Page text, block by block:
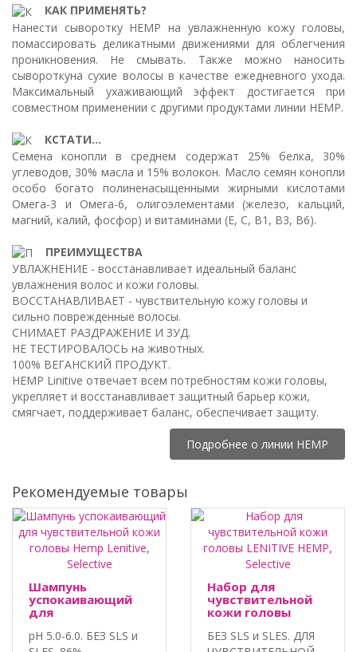
КАК ПРИМЕНЯТЬ?
Нанести сыворотку HEMP на увлажненную кожу головы,
помассировать деликатными движениями для облегчения
проникновения. Не смывать. Также можно наносить
сывороткуна сухие волосы в качестве ежедневного ухода.
Максимальный ухаживающий эффект достигается при
совместном применении с другими продуктами линии HEMP.
КСТАТИ...
Семена конопли в среднем содержат 25% белка, 30%
углеводов, 30% масла и 15% волокон. Масло семян конопли
особо богато полиненасыщенными жирными кислотами
Омега-3 и Омега-6, олигоэлементами (железо, кальций,
магний, калий, фосфор) и витаминами (E, C, B1, B3, B6).
ПРЕИМУЩЕСТВА
УВЛАЖНЕНИЕ - восстанавливает идеальный баланс
увлажнения волос и кожи головы.
ВОССТАНАВЛИВАЕТ - чувствительную кожу головы и
сильно поврежденные волосы.
СНИМАЕТ РАЗДРАЖЕНИЕ И ЗУД.
НЕ ТЕСТИРОВАЛОСЬ на животных.
100% ВЕГАНСКИЙ ПРОДУКТ.
HEMP Linitive отвечает всем потребностям кожи головы,
укрепляет и восстанавливает защитный барьер кожи,
смягчает, поддерживает баланс, обеспечивает защиту.
Подробнее о линии HEMP
Рекомендуемые товары
Шампунь
успокаивающий
для
кожи головы
pH 5.0-6.0. БЕЗ SLS и
Набор для
чувствительной
кожи головы
Selective
БЕЗ SLS и SLES. ДЛЯ